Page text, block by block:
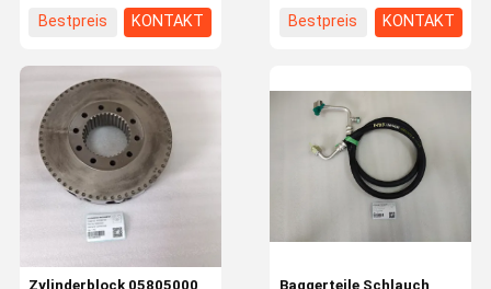
Bestpreis
KONTAKT
Bestpreis
KONTAKT
Zylinderblock 05805000
Baggerteile Schlauch